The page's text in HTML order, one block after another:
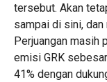
tersebut. Akan
sampai di sini, dan
Perjuangan masih
emisi GRK
41% dengan